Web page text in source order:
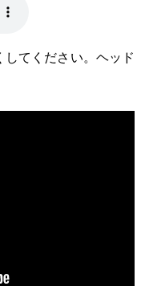
てください。ヘッド